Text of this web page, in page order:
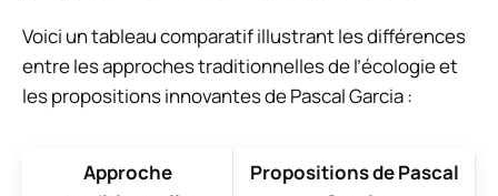
Voici un tableau comparatif illustrant les différences
entre les approches traditionnelles de l’écologie et
les propositions innovantes de Pascal Garcia :
Approche
Propositions de Pascal